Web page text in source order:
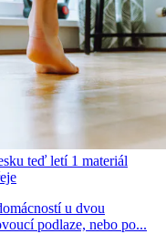
teď letí 1 materiál
u dvou
podlaze, nebo po...